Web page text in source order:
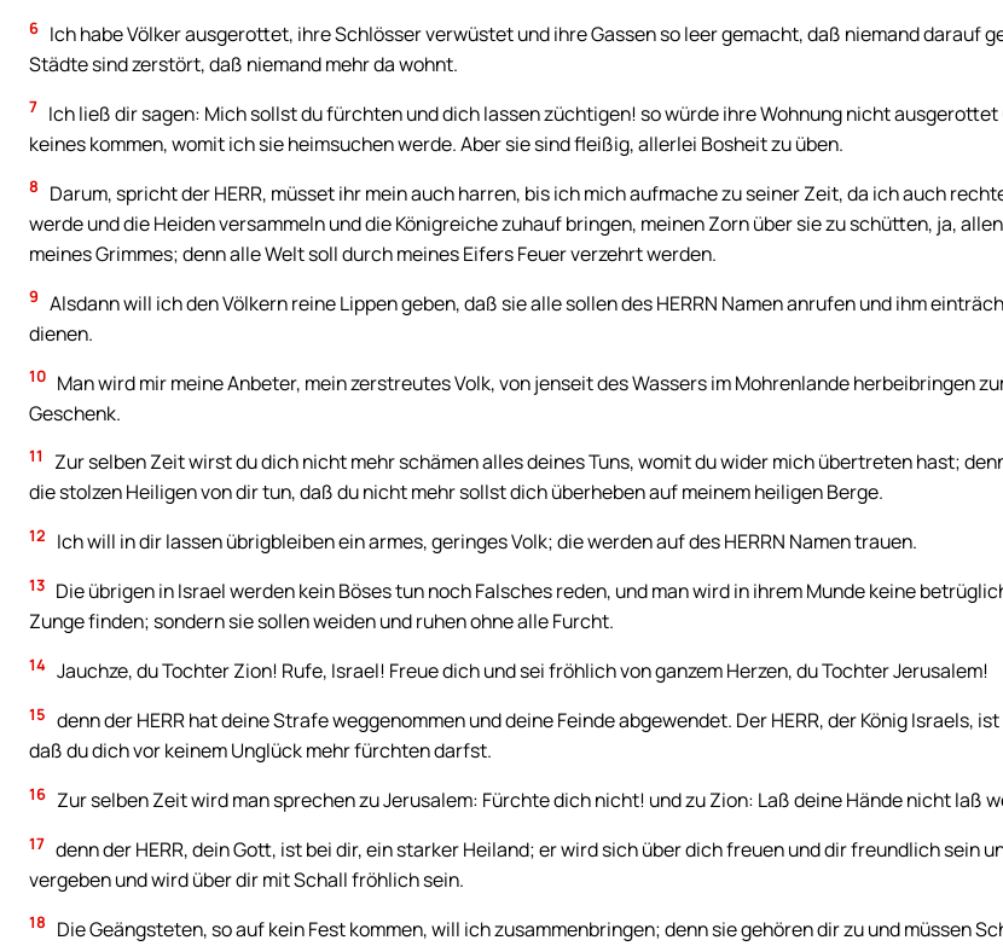
6 Ich habe Völker ausgerottet, ihre Schlösser verwüstet und ihre Gassen so leer gemacht, daß niemand darauf
Städte sind zerstört, daß niemand mehr da wohnt.
7 Ich ließ dir sagen: Mich sollst du fürchten und dich lassen züchtigen! so würde ihre Wohnung nicht ausgerottet
keines kommen, womit ich sie heimsuchen werde. Aber sie sind fleißig, allerlei Bosheit zu üben.
8
Darum, spricht der HERR, müsset ihr mein auch harren, bis ich mich aufmache zu seiner Zeit, da ich auch
werde und die Heiden versammeln und die Königreiche zuhauf bringen, meinen Zorn über sie zu schütten, ja,
meines Grimmes; denn alle Welt soll durch meines Eifers Feuer verzehrt werden.
9 Alsdann will ich den Völkern reine Lippen geben, daß sie alle sollen des HERRN Namen anrufen und ihm
dienen.
10 Man wird mir meine Anbeter, mein zerstreutes Volk, von jenseit des Wassers im Mohrenlande herbeibringen
Geschenk.
11
Zur selben Zeit wirst du dich nicht mehr schämen alles deines Tuns, womit du wider mich übertreten hast;
die stolzen Heiligen von dir tun, daß du nicht mehr sollst dich überheben auf meinem heiligen Berge.
12 Ich will in dir lassen übrigbleiben ein armes, geringes Volk; die werden auf des HERRN Namen trauen.
13 Die übrigen in Israel werden kein Böses tun noch Falsches reden, und man wird in ihrem Munde keine
Zunge finden; sondern sie sollen weiden und ruhen ohne alle Furcht.
14 Jauchze, du Tochter Zion! Rufe, Israel! Freue dich und sei fröhlich von ganzem Herzen, du Tochter Jerusalem!
15 denn der HERR hat deine Strafe weggenommen und deine Feinde abgewendet. Der HERR, der König Israels, ist
daß du dich vor keinem Unglück mehr fürchten darfst.
16 Zur selben Zeit wird man sprechen zu Jerusalem: Fürchte dich nicht! und zu Zion: Laß deine Hände nicht laß
17 denn der HERR, dein Gott, ist bei dir, ein starker Heiland; er wird sich über dich freuen und dir freundlich sein
vergeben und wird über dir mit Schall fröhlich sein.
18
Die Geängsteten, so auf kein Fest kommen, will ich zusammenbringen; denn sie gehören dir zu und müssen